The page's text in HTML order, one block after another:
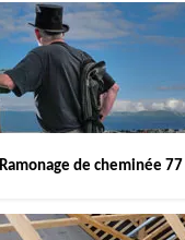
Ramonage de cheminée 77